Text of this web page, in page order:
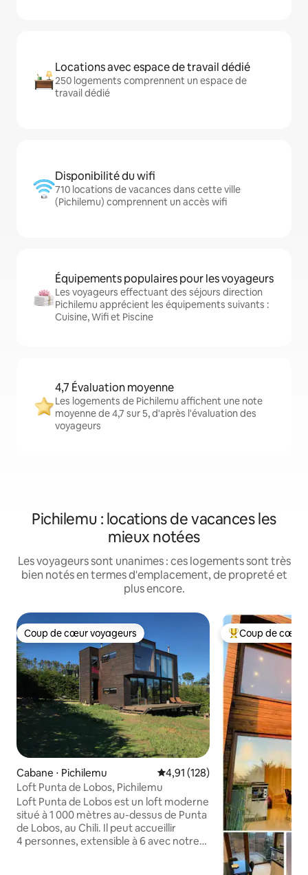
Locations avec espace de travail dédié
250 logements comprennent un espace de
travail dédié
Disponibilité du wifi
710 locations de vacances dans cette ville
(Pichilemu) comprennent un accès wifi
Équipements populaires pour les voyageurs
Les voyageurs effectuant des séjours direction
Pichilemu apprécient les équipements suivants :
Cuisine, Wifi et Piscine
4,7 Évaluation moyenne
Les logements de Pichilemu affichent une note
moyenne de 4,7 sur 5, d'après l'évaluation des
voyageurs
Pichilemu : locations de vacances les
mieux notées
Les voyageurs sont unanimes : ces logements sont très
bien notés en termes d'emplacement, de propreté et
plus encore.
Coup de cœur voyageurs
Coup de cœur voyageurs
Cabane ⋅ Pichilemu Évaluation moyenne sur la
4,91 (128)
Loft Punta de Lobos, Pichilemu
Loft Punta de Lobos est un loft moderne
situé à 1 000 mètres au-dessus de Punta
de Lobos, au Chili. Il peut accueillir
4 personnes, extensible à 6 avec notre
Coups de cœur
Coup de cœur